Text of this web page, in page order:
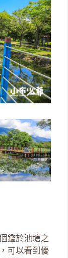
鑑於池塘之
可以看到優